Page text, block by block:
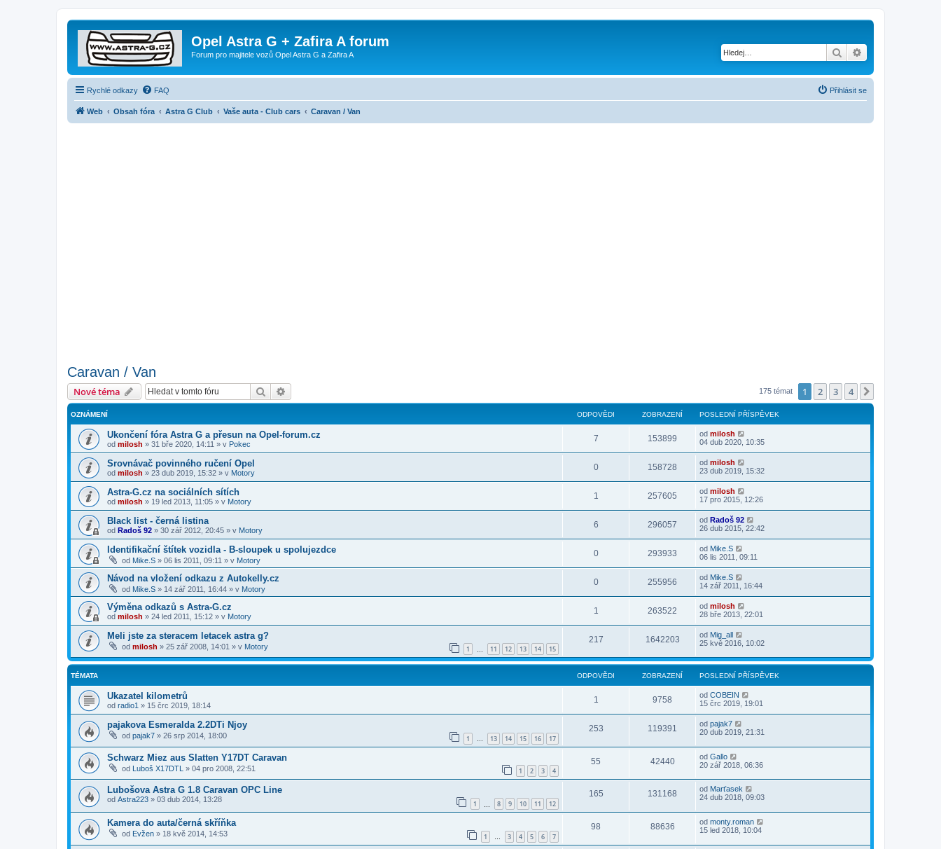
Opel Astra G + Zafira A forum
Forum pro majitele vozů Opel Astra G a Zafira A Hledat
Rychlé odkazy FAQ Přihlásit se
Web Obsah fóra Astra G Club Vaše auta - Club cars Caravan / Van
Caravan / Van
Nové téma Hledat 175 témat 1 2 3 4
OZNÁMENÍ ODPOVĚDI ZOBRAZENÍ POSLEDNÍ PŘÍSPĚVEK
Ukončení fóra Astra G a přesun na Opel-forum.cz
od milosh » 31 bře 2020, 14:11 » v Pokec
7 153899 od milosh
04 dub 2020, 10:35
Srovnávač povinného ručení Opel
od milosh » 23 dub 2019, 15:32 » v Motory
0 158728 od milosh
23 dub 2019, 15:32
Astra-G.cz na sociálních sítích
od milosh » 19 led 2013, 11:05 » v Motory
1 257605 od milosh
17 pro 2015, 12:26
Black list - černá listina
od Radoš 92 » 30 zář 2012, 20:45 » v Motory
6 296057 od Radoš 92
26 dub 2015, 22:42
Identifikační štítek vozidla - B-sloupek u spolujezdce
od Mike.S » 06 lis 2011, 09:11 » v Motory
0 293933 od Mike.S
06 lis 2011, 09:11
Návod na vložení odkazu z Autokelly.cz
od Mike.S » 14 zář 2011, 16:44 » v Motory
0 255956 od Mike.S
14 zář 2011, 16:44
Výměna odkazů s Astra-G.cz
od milosh » 24 led 2011, 15:12 » v Motory
1 263522 od milosh
28 bře 2013, 22:01
Meli jste za steracem letacek astra g?
od milosh » 25 zář 2008, 14:01 » v Motory 1 11 12 13 14 15
217 1642203 od Mig_all
25 kvě 2016, 10:02
TÉMATA ODPOVĚDI ZOBRAZENÍ POSLEDNÍ PŘÍSPĚVEK
Ukazatel kilometrů
od radio1 » 15 črc 2019, 18:14
1 9758 od COBEIN
15 črc 2019, 19:01
pajakova Esmeralda 2.2DTi Njoy
od pajak7 » 26 srp 2014, 18:00 1 … 13 14 15 16 17
253 119391 od pajak7
20 dub 2019, 21:31
Schwarz Miez aus Slatten Y17DT Caravan
od Luboš X17DTL » 04 pro 2008, 22:51 1 2 3 4
55 42440 od Gallo
20 zář 2018, 06:36
Lubošova Astra G 1.8 Caravan OPC Line
od Astra223 » 03 dub 2014, 13:28 1 8 9 10 11 12
165 131168 od Marťasek
24 dub 2018, 09:03
Kamera do auta/černá skříňka
od Evžen » 18 kvě 2014, 14:53 1 … 3 4 5 6 7
98 88636 od monty.roman
15 led 2018, 10:04